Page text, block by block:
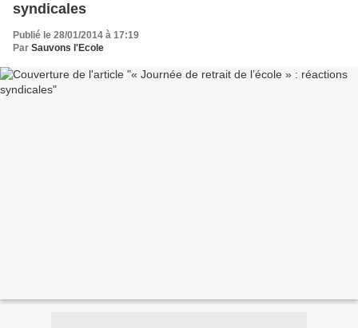
syndicales
Publié le 28/01/2014 à 17:19
Par Sauvons l'Ecole